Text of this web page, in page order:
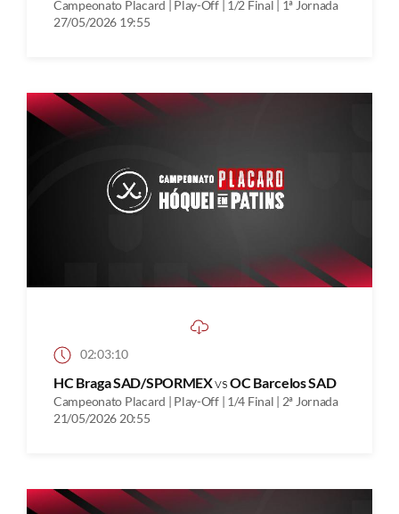
Campeonato Placard | Play-Off | 1/2 Final | 1ª Jornada
27/05/2026 19:55
02:03:10
HC Braga SAD/SPORMEXvsOC Barcelos SAD
Campeonato Placard | Play-Off | 1/4 Final | 2ª Jornada
21/05/2026 20:55